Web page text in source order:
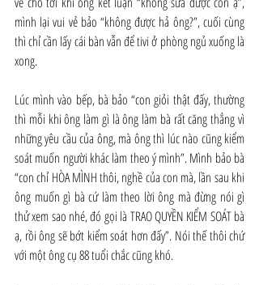
mình lại vui vẻ bảo “không được hả ông?”, cuối cùng
thì chỉ cần lấy cái bàn vẫn để tivi ở phòng ngủ xuống là
xong.
Lúc mình vào bếp, bà bảo “con giỏi thật đấy, thường
thì mỗi khi ông làm gì là ông làm bà rất căng thẳng vì
những yêu cầu của ông, mà ông thì lúc nào cũng kiểm
soát muốn người khác làm theo ý mình”. Mình bảo bà
“con chỉ HÒA MÌNH thôi, nghề của con mà, lần sau khi
ông muốn gì bà cứ làm theo lời ông mà đừng nói gì
thử xem sao nhé, đó gọi là TRAO QUYỀN KIỂM SOÁT bà
ạ, rồi ông sẽ bớt kiểm soát hơn đấy”. Nói thế thôi chứ
với một ông cụ 88 tuổi chắc cũng khó.